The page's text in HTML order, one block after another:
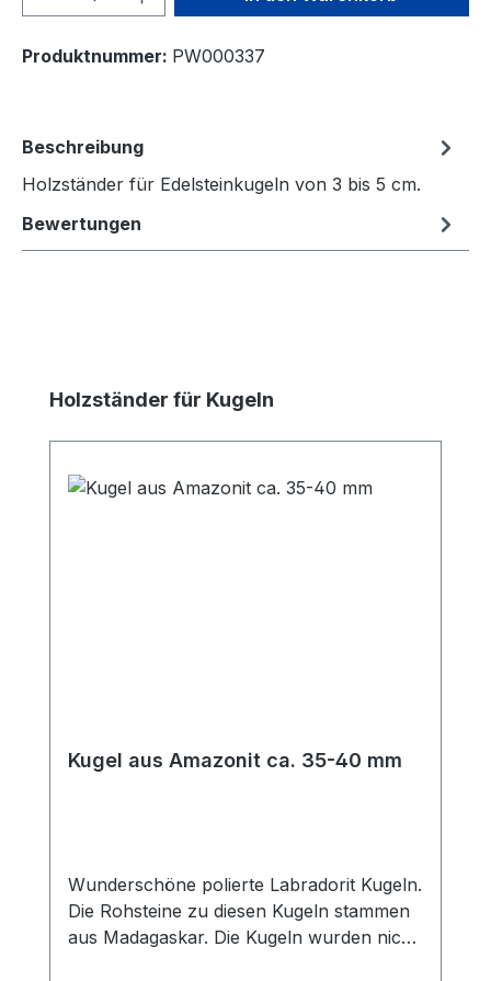
Produktnummer: PW000337
Beschreibung
Holzständer für Edelsteinkugeln von 3 bis 5 cm.
Bewertungen
Produktgalerie überspringen
Holzständer für Kugeln
Kugel aus Amazonit ca. 35-40 mm
Wunderschöne polierte Labradorit Kugeln.
Die Rohsteine zu diesen Kugeln stammen
aus Madagaskar. Die Kugeln wurden nicht